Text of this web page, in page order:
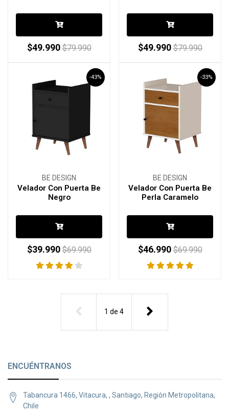
$49.990 $79.990 $49.990 $79.990
-43%
BE DESIGN
Velador Con Puerta Be
Negro
$39.990 $69.990
-33%
BE DESIGN
Velador Con Puerta Be
Perla Caramelo
$46.990 $69.990
1 de 4
ENCUÉNTRANOS
Tabancura 1466, Vitacura, , Santiago, Región Metropolitana,
Chile